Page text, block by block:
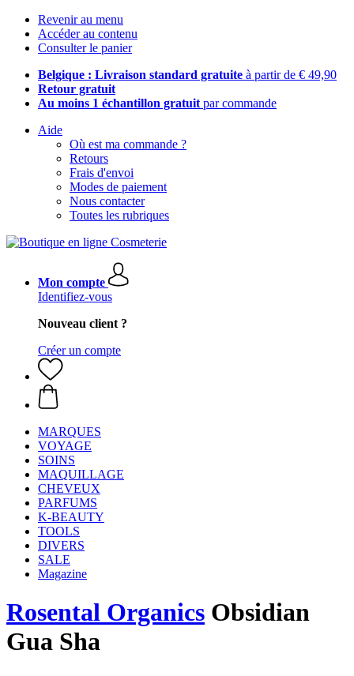
Revenir au menu
Accéder au contenu
Consulter le panier
Belgique : Livraison standard gratuite à partir de € 49,90
Retour gratuit
Au moins 1 échantillon gratuit par commande
Aide
Où est ma commande ?
Retours
Frais d'envoi
Modes de paiement
Nous contacter
Toutes les rubriques
Mon compte
Identifiez-vous
Nouveau client ?
Créer un compte
MARQUES
VOYAGE
SOINS
MAQUILLAGE
CHEVEUX
PARFUMS
K-BEAUTY
TOOLS
DIVERS
SALE
Magazine
Rosental Organics Obsidian
Gua Sha